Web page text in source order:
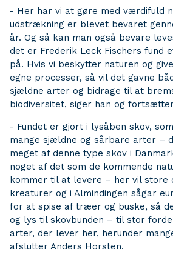
- Her har vi at gøre med værdifuld
udstrækning er blevet bevaret
år. Og så kan man også bevare
det er Frederik Leck Fischers fund
på. Hvis vi beskytter naturen og
egne processer, så vil det gavne
sjældne arter og bidrage til at
biodiversitet, siger han og
- Fundet er gjort i lysåben skov,
mange sjældne og sårbare arter –
meget af denne type skov i
noget af det som de kommende
kommer til at levere – her vil store
kreaturer og i Almindingen sågar
for at spise af træer og buske, så
og lys til skovbunden – til stor
arter, der lever her, herunder
afslutter Anders Horsten.